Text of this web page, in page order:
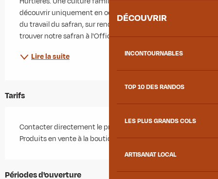
DÉCOUVRIR
INCONTOURNABLES
TOP 10 DES RANDOS
LES PLUS GRANDS COLS
ARTISANAT LOCAL
découvrir uniquement en octobre, lors de la récolte et
du travail du safran, sur rendez-vous. Vous pouvez
trouver notre safran à l'Office...
Lire la suite
Tarifs
Contacter directement le producteur.
Produits en vente à la boutique de l'Office de Tourisme.
Périodes d'ouverture